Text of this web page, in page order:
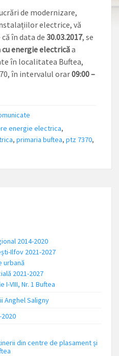
de modernizare,
electrice, vă
în data de 30.03.2017, se
energie electricăa
în localitatea Buftea,
în intervalul orar09:00 –
energie electrica,
, primaria buftea, ptz 7370,
2014-2020
Ilfov 2021-2027
urbană
2021-2027
I-VIII, Nr. 1 Buftea
Anghel Saligny
din centre de plasament și